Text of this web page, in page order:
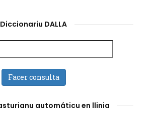
Diccionariu DALLA
Facer consulta
automáticu en llinia